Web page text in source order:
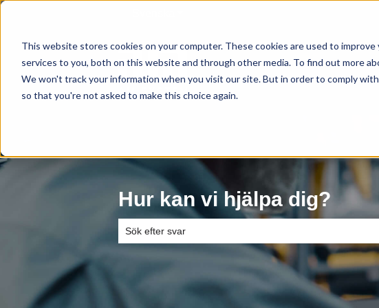
This website stores cookies on your computer. These cookies are used to
services to you, both on this website and through other media. To find out more
We won't track your information when you visit our site. But in order to comply
so that you're not asked to make this choice again.
Hur kan vi hjälpa dig?
Det finns inga förslag eftersom sökfältet är tomt.